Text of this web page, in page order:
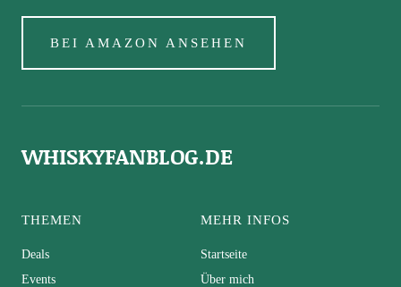
BEI AMAZON ANSEHEN
WHISKYFANBLOG.DE
THEMEN
Deals
Events
MEHR INFOS
Startseite
Über mich